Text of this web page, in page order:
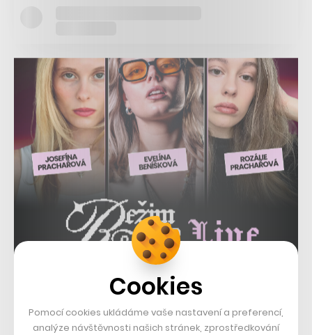
Cookies
Pomocí cookies ukládáme vaše nastavení a preferencí,
analýze návštěvnosti našich stránek, zprostředkování